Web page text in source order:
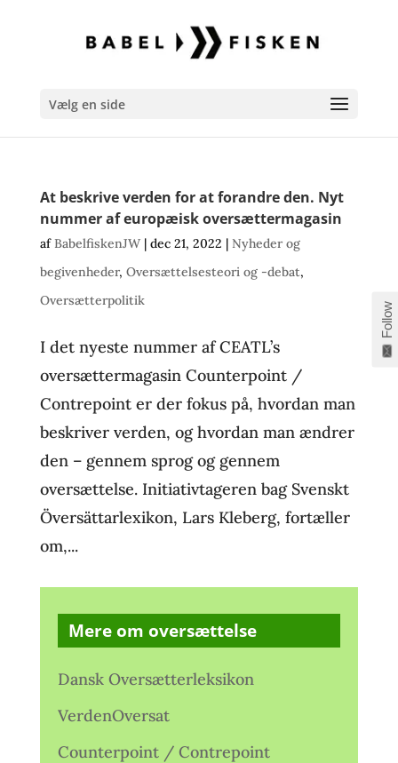
Vælg en side
At beskrive verden for at forandre den. Nyt
nummer af europæisk oversættermagasin
afBabelfiskenJW| dec 21, 2022 | Nyheder og
begivenheder, Oversættelsesteori og -debat,
Oversætterpolitik
I det nyeste nummer af CEATL’s
oversættermagasin Counterpoint /
Contrepoint er der fokus på, hvordan man
beskriver verden, og hvordan man ændrer
den – gennem sprog og gennem
oversættelse. Initiativtageren bag Svenskt
Översättarlexikon, Lars Kleberg, fortæller
om,...
Mere om oversættelse
Dansk Oversætterleksikon
VerdenOversat
Counterpoint / Contrepoint
Follow